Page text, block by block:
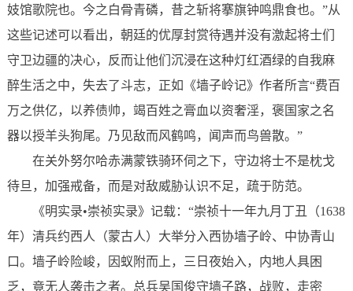
妓馆歌院也。今之白骨青磷，昔之斩将搴旗钟鸣鼎食也。”从
这些记述可以看出，朝廷的优厚封赏待遇并没有激起将士们
守卫边疆的决心，反而让他们沉浸在这种灯红酒绿的自我麻
醉生活之中，失去了斗志，正如《墙子岭记》作者所言“费百
万之供亿，以养债帅，竭百姓之膏血以资奢淫，褒国家之名
器以授羊头狗尾。乃见敌而风鹤鸣，闻声而鸟兽散。”
在关外努尔哈赤满蒙铁骑环伺之下，守边将士不是枕戈
待旦，加强戒备，而是对敌威胁认识不足，疏于防范。
《明实录•崇祯实录》记载：“崇祯十一年九月丁丑（1638
年）清兵约西人（蒙古人）大举分入西协墙子岭、中协青山
口。墙子岭险峻，因蚁附而上，三日夜始入，内地人具困
乏，竟无人袭击之者。总兵吴国俊守墙子路，战败，走密